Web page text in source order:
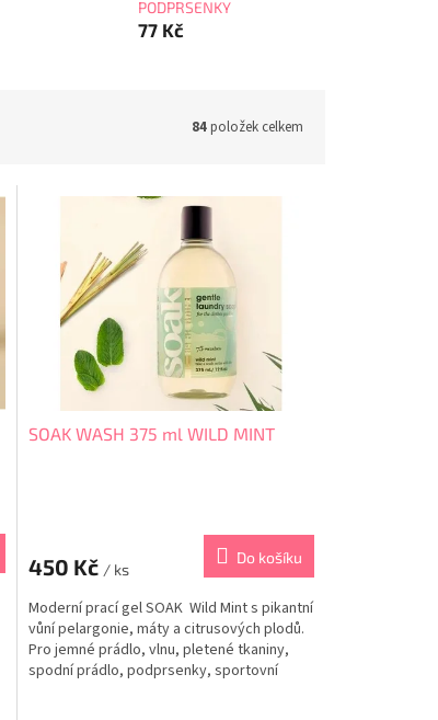
PODPRSENKY
77 Kč
84položek celkem
SOAK WASH 375 ml WILD MINT
450 Kč / ks
Do košíku
Moderní prací gel SOAK Wild Mint s pikantní
vůní pelargonie, máty a citrusových plodů.
Pro jemné prádlo, vlnu, pletené tkaniny,
spodní prádlo, podprsenky, sportovní